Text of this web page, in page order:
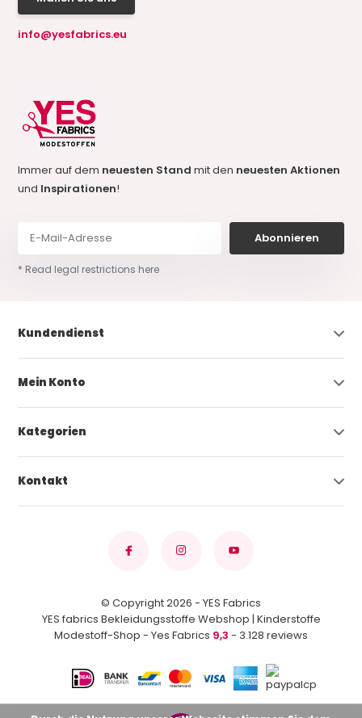
info@yesfabrics.eu
Immer auf dem neuesten Standmit den neuesten Aktionen
und Inspirationen!
Abonnieren
* Read legal restrictions here
Kundendienst
Mein Konto
Kategorien
Kontakt
© Copyright 2026 - YES Fabrics
YES fabrics Bekleidungsstoffe Webshop | Kinderstoffe
Modestoff-Shop - Yes Fabrics 9,3 - 3.128 reviews